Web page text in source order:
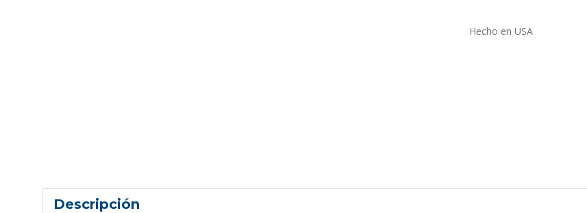
Hecho en USA
Descripción